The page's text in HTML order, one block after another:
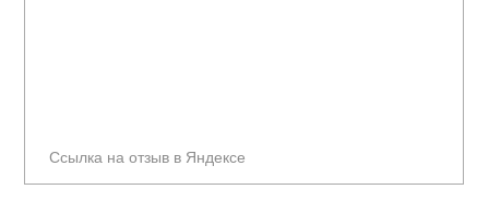
Ссылка на отзыв в Яндексе